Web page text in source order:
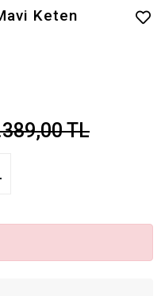
Keten
TL